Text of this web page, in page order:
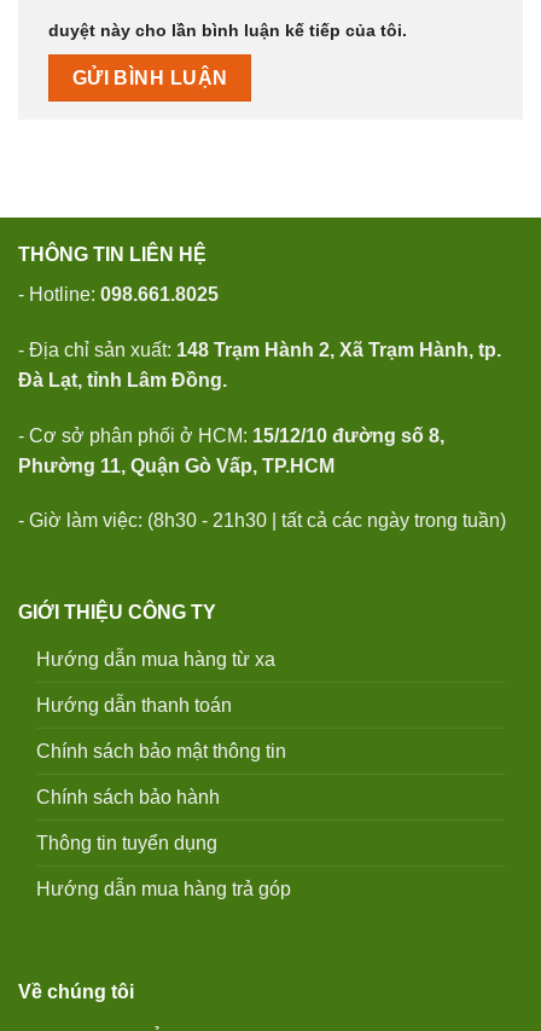
duyệt này cho lần bình luận kế tiếp của tôi.
THÔNG TIN LIÊN HỆ
- Hotline: 098.661.8025
- Địa chỉ sản xuất: 148 Trạm Hành 2, Xã Trạm Hành, tp.
Đà Lạt, tỉnh Lâm Đồng.
- Cơ sở phân phối ở HCM: 15/12/10 đường số 8,
Phường 11, Quận Gò Vấp, TP.HCM
- Giờ làm việc: (8h30 - 21h30 | tất cả các ngày trong tuần)
GIỚI THIỆU CÔNG TY
Hướng dẫn mua hàng từ xa
Hướng dẫn thanh toán
Chính sách bảo mật thông tin
Chính sách bảo hành
Thông tin tuyển dụng
Hướng dẫn mua hàng trả góp
Về chúng tôi